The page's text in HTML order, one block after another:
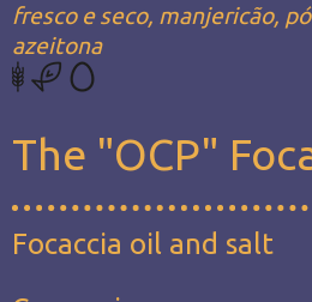
fresco e seco, manjericão,
azeitona
The "OCP"
Focaccia oil and salt